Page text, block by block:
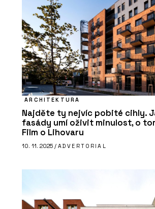
ARCHITEKTURA
Najděte ty nejvíc pobité cihly.
fasády umí oživit minulost, o
Film o Lihovaru
10. 11. 2025 / ADVERTORIAL